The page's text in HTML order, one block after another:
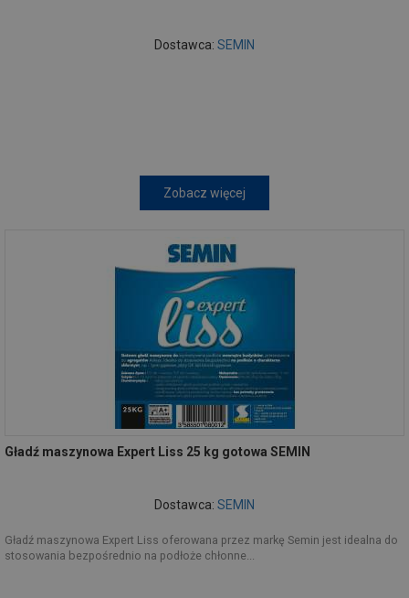
Dostawca: SEMIN
Zobacz więcej
Gładź maszynowa Expert Liss 25 kg gotowa SEMIN
Dostawca: SEMIN
Gładź maszynowa Expert Liss oferowana przez markę Semin jest idealna do
stosowania bezpośrednio na podłoże chłonne...